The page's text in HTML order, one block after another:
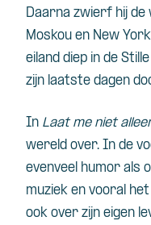
Daarna zwierf hij de
Moskou en New
eiland diep in de
zijn laatste dagen
In Laat me niet
wereld over. In de
evenveel humor als
muziek en vooral
ook over zijn eigen